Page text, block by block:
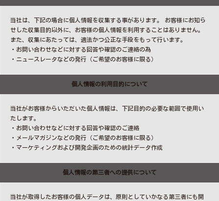
当社は、下記の場合に個人情報を収集する事があります。 お客様にお知ら
せした収集目的以外に、お客様の個人情報を利用することはありません。
また、収集にあたっては、適法かつ公正な手段をもって行います。
・お問い合わせなどに対する回答や確認のご連絡の為
・ニュースレータなどの発行（ご希望のお客様に限る）
個人情報の利用目的について
当社がお客様からいただいた個人情報は、下記目的の必要な範囲で使用い
たします。
・お問い合わせなどに対する回答や確認のご連絡
・メールマガジンなどの発行（ご希望のお客様に限る）
・マーケティングおよび開発企画のための統計データ作成
個人情報の第三者への提供について
当社が取得したお客様の個人データは、原則としていかなる第三者にも開